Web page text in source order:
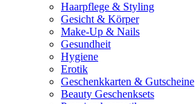
Haarpflege & Styling
Gesicht & Körper
Make-Up & Nails
Gesundheit
Hygiene
Erotik
Geschenkkarten & Gutscheine
Beauty Geschenksets